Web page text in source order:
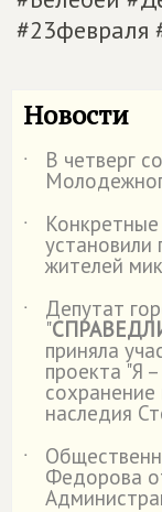
#23февраля
Новости
˙ В четверг
˙
жителей
˙
Депутат
"
приняла
проекта "Я
сохранение
наследия
˙
Федорова